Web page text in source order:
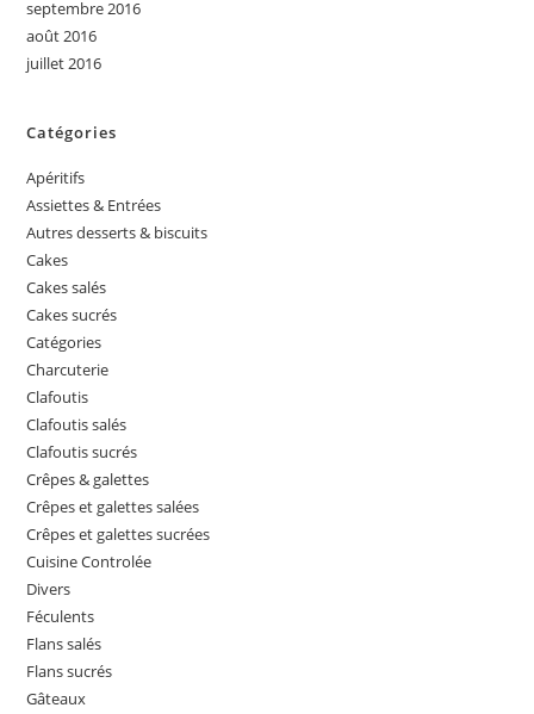
septembre 2016
août 2016
juillet 2016
Catégories
Apéritifs
Assiettes & Entrées
Autres desserts & biscuits
Cakes
Cakes salés
Cakes sucrés
Catégories
Charcuterie
Clafoutis
Clafoutis salés
Clafoutis sucrés
Crêpes & galettes
Crêpes et galettes salées
Crêpes et galettes sucrées
Cuisine Controlée
Divers
Féculents
Flans salés
Flans sucrés
Gâteaux